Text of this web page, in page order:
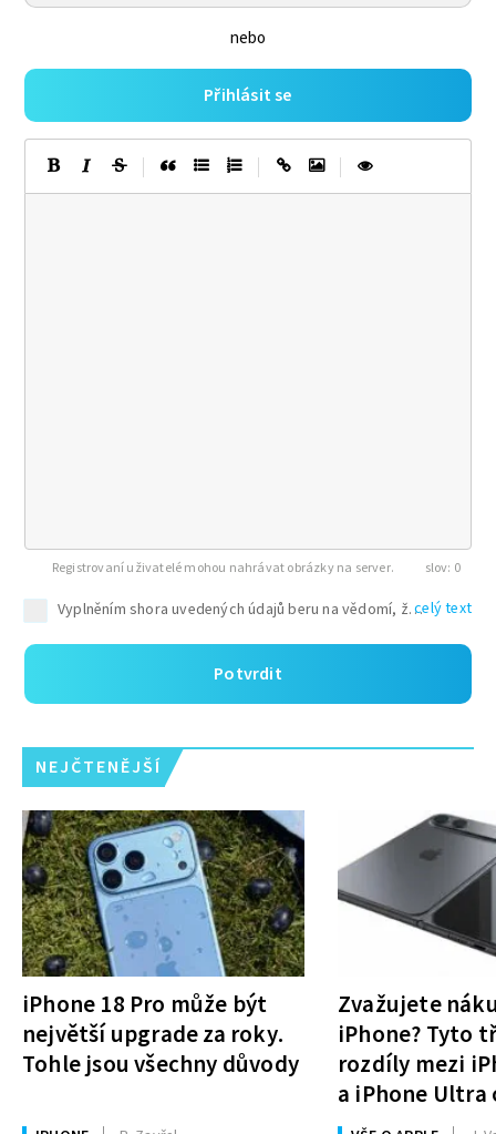
nebo
Přihlásit se
Registrovaní uživatelé mohou nahrávat obrázky na server. 0
celý text
Potvrdit
NEJČTENĚJŠÍ
iPhone 18 Pro může být
největší upgrade za roky.
Tohle jsou všechny důvody
Zvažujete
iPhone? Tyto
rozdíly mezi
a iPhone Ultra
rozhodnutí